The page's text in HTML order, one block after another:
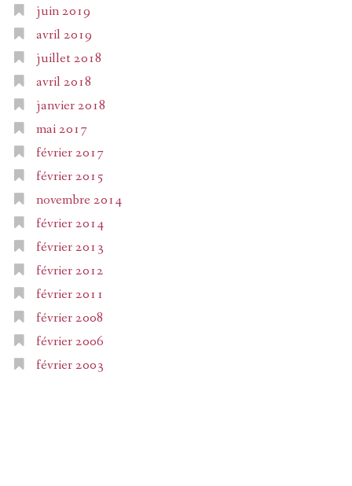
juin 2019
avril 2019
juillet 2018
avril 2018
janvier 2018
mai 2017
février 2017
février 2015
novembre 2014
février 2014
février 2013
février 2012
février 2011
février 2008
février 2006
février 2003